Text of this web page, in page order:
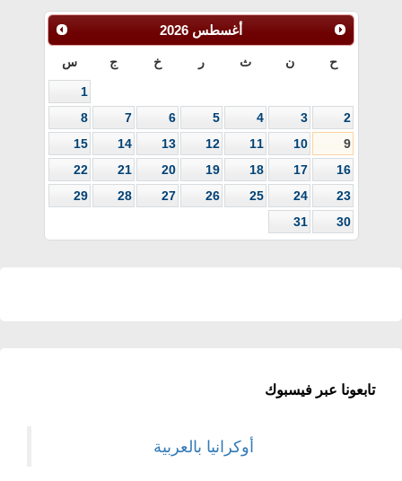
أغسطس 2026
ح ن ث ر خ ج س
1
2
3
4
5
6
7
8
9
10
11
12
13
14
15
16
17
18
19
20
21
22
23
24
25
26
27
28
29
30
31
تابعونا عبر فيسبوك
أوكرانيا بالعربية